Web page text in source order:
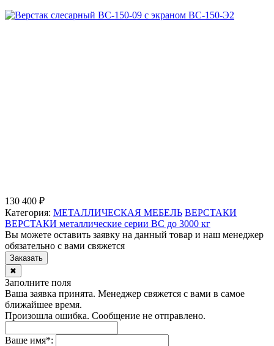
130 400 ₽
Категория: МЕТАЛЛИЧЕСКАЯ МЕБЕЛЬ ВЕРСТАКИ
ВЕРСТАКИ металлические серии ВС до 3000 кг
Вы можете оставить заявку на данный товар и наш менеджер
обязательно с вами свяжется
Заказать
✖
Заполните поля
Ваша заявка принята. Менеджер свяжется с вами в самое
ближайшее время.
Произошла ошибка. Сообщение не отправлено.
Ваше имя*: